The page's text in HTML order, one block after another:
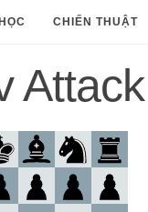
CHIẾN THUẬT
Attack